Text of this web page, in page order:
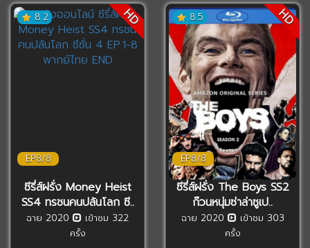
8.2
EP8/8
HD
ซีรี่ส์ฝรั่ง Money Heist
SS4 ทรชนคนปล้นโลก ซี..
ฉาย 2020
เข้าชม 322
ครั้ง
8.5
EP8/8
HD
ซีรี่ส์ฝรั่ง The Boys SS2
ก๊วนหนุ่มซ่าล่าซูเป..
ฉาย 2020
เข้าชม 303
ครั้ง